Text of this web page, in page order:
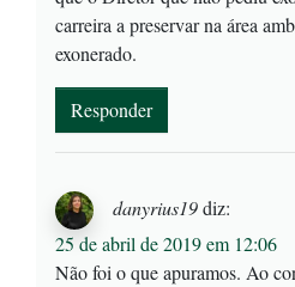
carreira a preservar na área
exonerado.
Responder
danyrius19diz:
25 de abril de 2019 em 12:06
Não foi o que apuramos. Ao